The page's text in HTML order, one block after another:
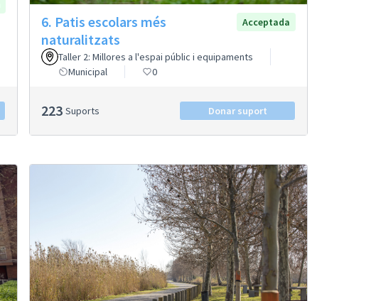
6. Patis escolars més
naturalitzats
Acceptada
Taller 2: Millores a l'espai públic i equipaments
Municipal
0
223 Suports Donar suport